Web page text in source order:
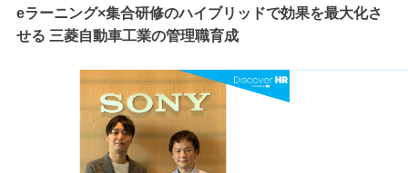
eラーニング×集合研修のハイブリッドで効果を最大化さ
せる 三菱自動車工業の管理職育成